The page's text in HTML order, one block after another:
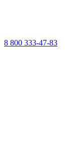
8 800 333-47-83